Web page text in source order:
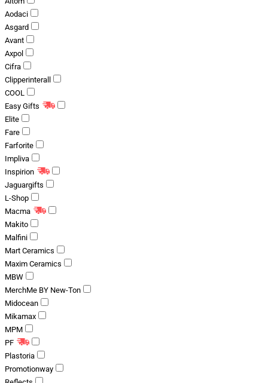
Aodaci
Asgard
Avant
Axpol
Cifra
Clipperinterall
COOL
Easy Gifts
Elite
Fare
Farforite
Impliva
Inspirion
Jaguargifts
L-Shop
Macma
Makito
Malfini
Mart Ceramics
Maxim Ceramics
MBW
MerchMe BY New-Ton
Midocean
Mikamax
MPM
PF
Plastoria
Promotionway